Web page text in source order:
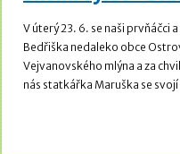
V úterý 23. 6. se naši prvňáčci
Bedřiška nedaleko obce
Vejvanovského mlýna a za
nás statkářka Maruška se